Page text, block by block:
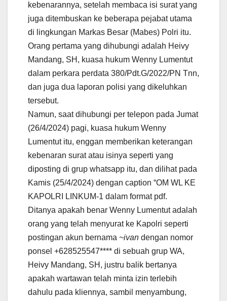
kebenarannya, setelah membaca isi surat yang
juga ditembuskan ke beberapa pejabat utama
di lingkungan Markas Besar (Mabes) Polri itu.
Orang pertama yang dihubungi adalah Heivy
Mandang, SH, kuasa hukum Wenny Lumentut
dalam perkara perdata 380/Pdt.G/2022/PN Tnn,
dan juga dua laporan polisi yang dikeluhkan
tersebut.
Namun, saat dihubungi per telepon pada Jumat
(26/4/2024) pagi, kuasa hukum Wenny
Lumentut itu, enggan memberikan keterangan
kebenaran surat atau isinya seperti yang
diposting di grup whatsapp itu, dan dilihat pada
Kamis (25/4/2024) dengan caption “OM WL KE
KAPOLRI LINKUM-1 dalam format pdf.
Ditanya apakah benar Wenny Lumentut adalah
orang yang telah menyurat ke Kapolri seperti
postingan akun bernama ~ivan dengan nomor
ponsel +628525547**** di sebuah grup WA,
Heivy Mandang, SH, justru balik bertanya
apakah wartawan telah minta izin terlebih
dahulu pada kliennya, sambil menyambung,